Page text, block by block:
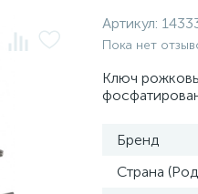
Артикул:
Пока нет
Ключ
Бренд
Страна